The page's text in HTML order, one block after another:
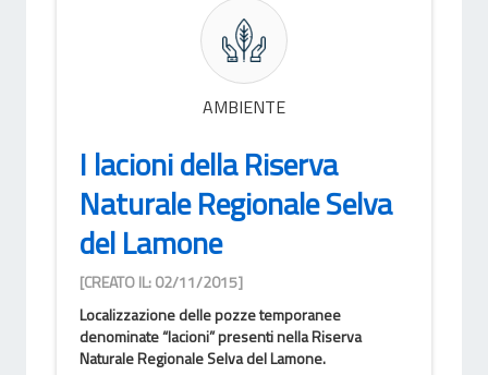
AMBIENTE
I lacioni della Riserva
Naturale Regionale Selva
del Lamone
[CREATO IL: 02/11/2015]
Localizzazione delle pozze temporanee
denominate “lacioni” presenti nella Riserva
Naturale Regionale Selva del Lamone.